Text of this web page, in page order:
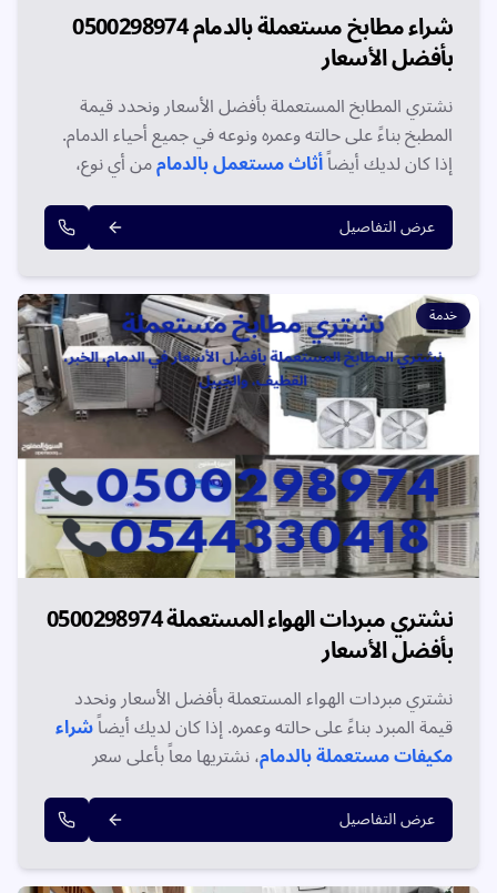
شراء مطابخ مستعملة بالدمام 0500298974
بأفضل الأسعار
نشتري المطابخ المستعملة بأفضل الأسعار ونحدد قيمة
المطبخ بناءً على حالته وعمره ونوعه في جميع أحياء الدمام.
إذا كان لديك أيضاًأثاث مستعمل بالدماممن أي نوع،
0500298974.
عرض التفاصيل
خدمة
نشتري مبردات الهواء المستعملة 0500298974
بأفضل الأسعار
نشتري مبردات الهواء المستعملة بأفضل الأسعار ونحدد
قيمة المبرد بناءً على حالته وعمره. إذا كان لديك أيضاًشراء
مكيفات مستعملة بالدمام، نشتريها معاً بأعلى سعر
عرض التفاصيل